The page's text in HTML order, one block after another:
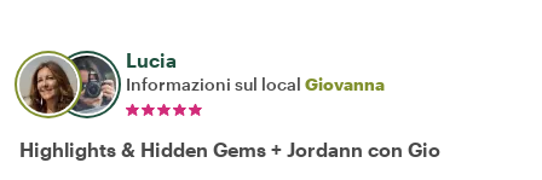
Lucia
Informazioni sul local Giovanna
Highlights & Hidden Gems + Jordann con Gio